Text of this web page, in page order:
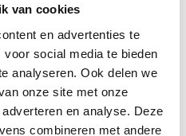
van cookies
en advertenties te
social media te bieden
analyseren. Ook delen we
onze site met onze
en analyse. Deze
combineren met andere
aanvraag
om uit te vinden of je
en uit welk
onder meer omdat de
in meerdere wetten en